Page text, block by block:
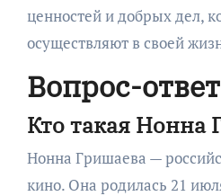
ценностей и добрых дел,
осуществляют в своей
Вопрос-
Кто такая Нонна
Нонна Гришаева —
кино. Она родилась 21